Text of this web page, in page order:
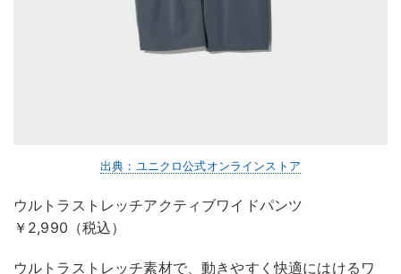
出典：ユニクロ公式オンラインストア
ウルトラストレッチアクティブワイドパンツ
￥2,990（税込）
ウルトラストレッチ素材で、動きやすく快適にはけるワ